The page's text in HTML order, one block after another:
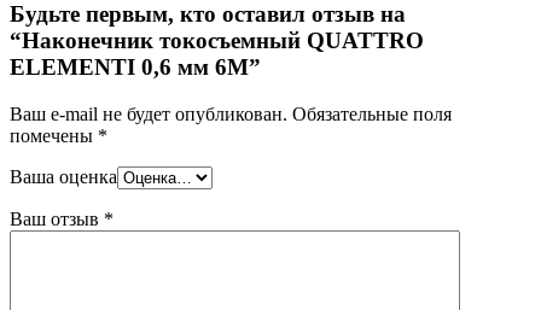
Будьте первым, кто оставил отзыв на
“Наконечник токосъемный QUATTRO
ELEMENTI 0,6 мм 6М”
Ваш e-mail не будет опубликован. Обязательные поля
помечены *
Ваша оценка
Ваш отзыв *